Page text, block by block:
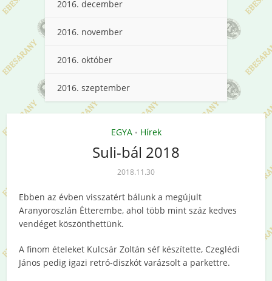
2016. december
2016. november
2016. október
2016. szeptember
EGYA • Hírek
Suli-bál 2018
2018.11.30
Ebben az évben visszatért bálunk a megújult
Aranyoroszlán Étterembe, ahol több mint száz kedves
vendéget köszönthettünk.
A finom ételeket Kulcsár Zoltán séf készítette, Czeglédi
János pedig igazi retró-diszkót varázsolt a parkettre.